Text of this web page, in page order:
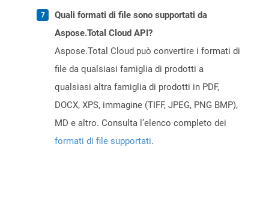
Quali formati di file sono supportati da
Aspose.Total Cloud API?
Aspose.Total Cloud può convertire i formati di
file da qualsiasi famiglia di prodotti a
qualsiasi altra famiglia di prodotti in PDF,
DOCX, XPS, immagine (TIFF, JPEG, PNG BMP),
MD e altro. Consulta l’elenco completo dei
formati di file supportati.